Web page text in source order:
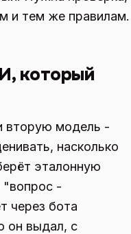
и тем же правилам.
который
вторую модель -
насколько
эталонную
"вопрос -
через бота
он выдал, с